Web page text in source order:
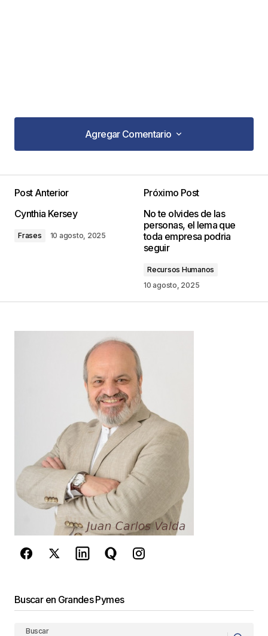
Agregar Comentario
Agregar Comentario
publicada.
Los campos obligatorios están
Your Name*
Guarda mi nombre, correo electrónico y web en
este navegador para la próxima vez que
comente.
Este sitio esta protegido por
reCAPTCHA y la
Política de
privacidady losTérminos del servicio
de Googlese aplican.
Enviar Comentario
Post Anterior
Cynthia Kersey
Frases 10 agosto, 2025
Próximo Post
No te olvides de las
personas, el lema que
toda empresa podria
seguir
Recursos Humanos
10 agosto, 2025
Buscar en Grandes Pymes
Buscar